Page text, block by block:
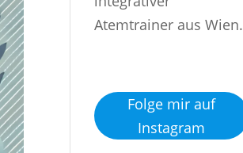
Atemtrainer aus Wien.
Folge mir auf
Instagram